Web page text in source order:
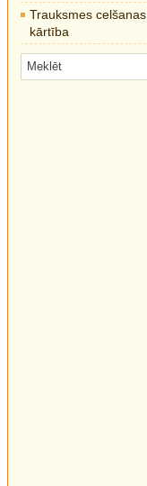
Trauksmes celšanas
kārtība